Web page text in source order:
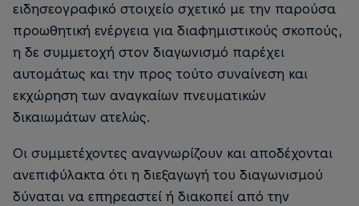
ειδησεογραφικό στοιχείο σχετικό με την παρούσα
προωθητική ενέργεια για διαφημιστικούς σκοπούς,
η δε συμμετοχή στον διαγωνισμό παρέχει
αυτομάτως και την προς τούτο συναίνεση και
εκχώρηση των αναγκαίων πνευματικών
δικαιωμάτων ατελώς.
Οι συμμετέχοντες αναγνωρίζουν και αποδέχονται
ανεπιφύλακτα ότι η διεξαγωγή του διαγωνισμού
δύναται να επηρεαστεί ή διακοπεί από την